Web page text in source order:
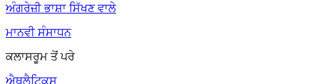
ਅੰਗਰੇਜ਼ੀ ਭਾਸ਼ਾ ਸਿੱਖਣ ਵਾਲੇ
ਮਾਨਵੀ ਸੰਸਾਧਨ
ਕਲਾਸਰੂਮ ਤੋਂ ਪਰੇ
ਐਥਲੈਟਿਕਸ